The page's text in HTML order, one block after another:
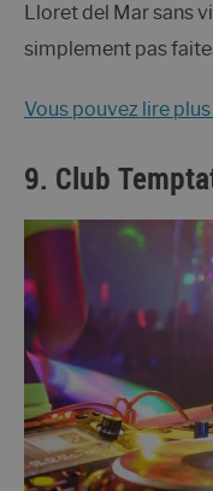
Lloret del Mar sans
simplement pas
Vous pouvez lire
9. Club